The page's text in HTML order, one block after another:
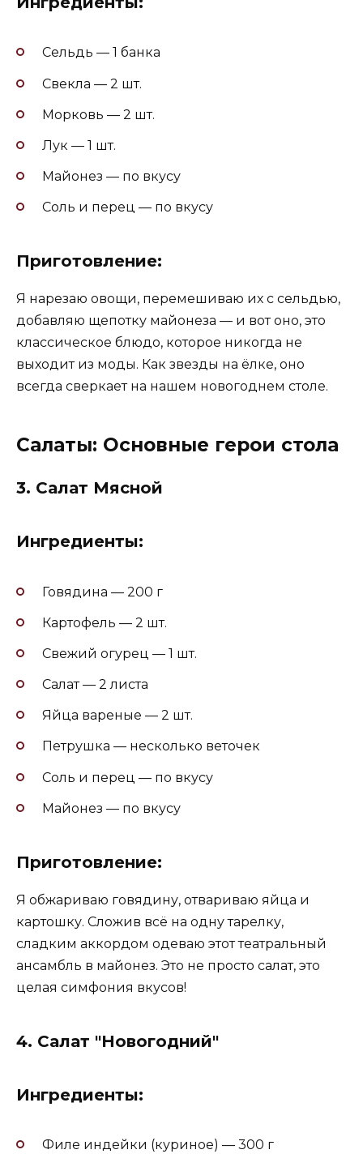
Сельдь — 1 банка
Свекла — 2 шт.
Морковь — 2 шт.
Лук — 1 шт.
Майонез — по вкусу
Соль и перец — по вкусу
Приготовление:
Я нарезаю овощи, перемешиваю их с сельдью,
добавляю щепотку майонеза — и вот оно, это
классическое блюдо, которое никогда не
выходит из моды. Как звезды на ёлке, оно
всегда сверкает на нашем новогоднем столе.
Салаты: Основные герои стола
3. Салат Мясной
Ингредиенты:
Говядина — 200 г
Картофель — 2 шт.
Свежий огурец — 1 шт.
Салат — 2 листа
Яйца вареные — 2 шт.
Петрушка — несколько веточек
Соль и перец — по вкусу
Майонез — по вкусу
Приготовление:
Я обжариваю говядину, отвариваю яйца и
картошку. Сложив всё на одну тарелку,
сладким аккордом одеваю этот театральный
ансамбль в майонез. Это не просто салат, это
целая симфония вкусов!
4. Салат "Новогодний"
Ингредиенты:
Филе индейки (куриное) — 300 г